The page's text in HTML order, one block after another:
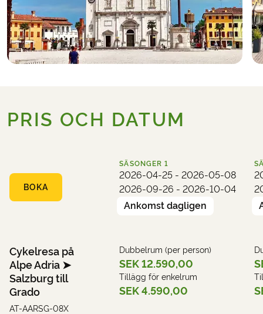
Hotell (exempel): Hotel Rialto
PRIS OCH DATUM
BOKA
Cykelresa på
Alpe Adria ➤
Salzburg till
Grado
AT-AARSG-08X
SÄSONGER 1
2026-04-25 - 2026-05-08
2026-09-26 - 2026-10-04
Ankomst dagligen
Dubbelrum (per person)
SEK 12.590,00
Tillägg för enkelrum
SEK 4.590,00